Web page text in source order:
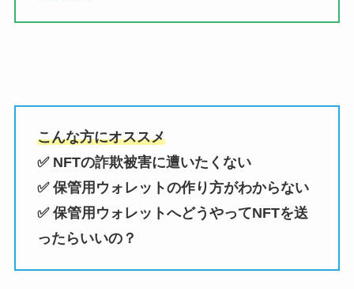
こんな方にオススメ
✅ NFTの詐欺被害に遭いたくない
✅ 保管用ウォレットの作り方がわからない
✅ 保管用ウォレットへどうやってNFTを送
ったらいいの？